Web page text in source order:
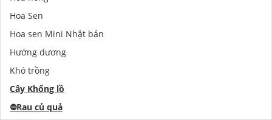
Hoa Sen
Hoa sen Mini Nhật bản
Hướng dương
Khó trồng
Cây Khổng lồ
⛔️Rau củ quả